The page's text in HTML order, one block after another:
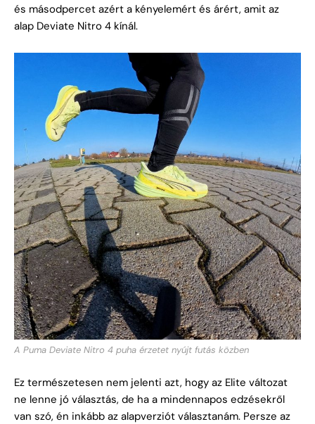
és másodpercet azért a kényelemért és árért, amit az
alap Deviate Nitro 4 kínál.
A Puma Deviate Nitro 4 puha érzetet nyújt futás közben
Ez természetesen nem jelenti azt, hogy az Elite változat
ne lenne jó választás, de ha a mindennapos edzésekről
van szó, én inkább az alapverziót választanám. Persze az